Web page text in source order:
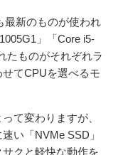
最新のものが使われ
」「Core i5-
たものがそれぞれラ
てCPUを選べるモ
て変わりますが、
い「NVMe SSD」
クと軽快な動作を